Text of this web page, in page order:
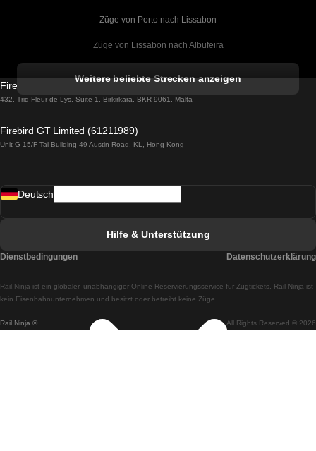
Züge von Porto nach Lissabon
Züge von Lissabon nach Albufeira
Züge von Lissabon nach Lagos
Züge von Lissabon nach Madrid
Züge von Lissabon nach Braga
Züge von Braga nach Lissabon
Weitere beliebte Strecken anzeigen
Firebird GT Limited (OC 1451)
432, Triq Fleur de Lys, Suite 1, Birkirkara, BKR 9061, Malta
Firebird GT Limited (61211989)
Unit G 15/F Tal Building 49 Austin Road, KL, Hong Kong
Rail Ninja ® All Rights Reserved © 2026
Rail.Ninja ist ein globaler, unabhängiger Online-Reservierungsservice für Zugtickets. Rail Ninja ist
kein Eisenbahnunternehmen und besitzt oder betreibt keine Züge.
Deutsch
Hilfe & Unterstützung
Dienstbedingungen Datenschutzerklärung